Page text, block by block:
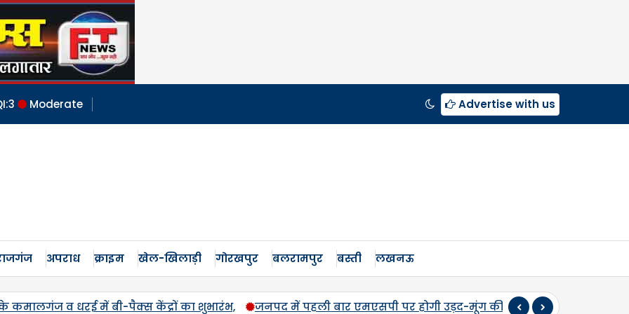
3 Moderate Advertise with us
अपराध क्राइम खेल-खिलाड़ी गोरखपुर बलरामपुर बस्ती लखनऊ
शुभारंभ, जनपद में पहली बार एमएसपी पर होगी उड़द-मूंग की खरीद, सलोन के कमालगंज व धरई में बी-पैक्स केंद्रों का शुभारंभ,